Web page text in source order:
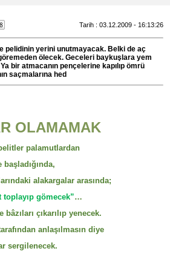
Tarih : 03.12.2009 - 16:13:26
pelidinin yerini unutmayacak. Belki de aç
ölecek. Geceleri baykuşlara yem
bir atmacanın pençelerine kapılıp ömrü
saçmalarına hed
OLAMAMAK
palamutlardan
alakargalar arasında;
gömecek”…
bâzıları çıkarılıp yenecek.
anlaşılmasın diye
sergilenecek.